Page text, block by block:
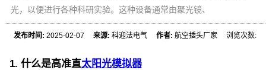
光，以便进行各种科研实验。这种设备通常由聚光镜、
发布时间: 2025-02-07来源: 科迎法电气作者: 航空插头厂家 浏览次数:
1. 什么是高准直太阳光模拟器